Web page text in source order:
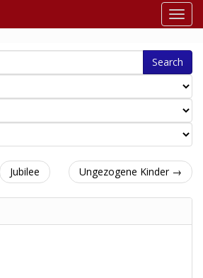
Search
Jubilee Ungezogene Kinder →